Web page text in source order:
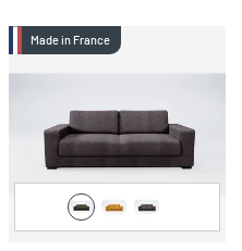
Made in France